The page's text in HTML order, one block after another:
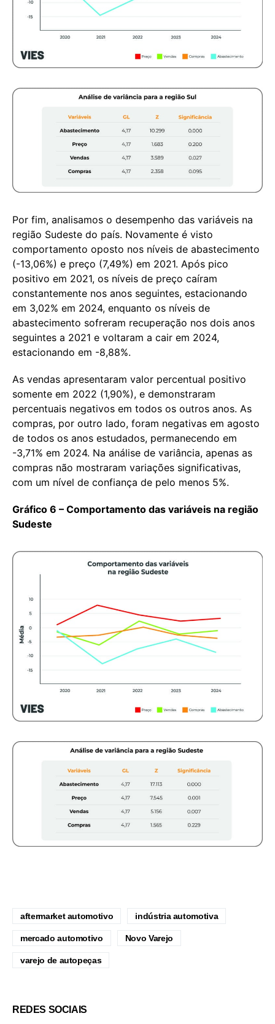
Por fim, analisamos o desempenho das variáveis na
região Sudeste do país. Novamente é visto
comportamento oposto nos níveis de abastecimento
(-13,06%) e preço (7,49%) em 2021. Após pico
positivo em 2021, os níveis de preço caíram
constantemente nos anos seguintes, estacionando
em 3,02% em 2024, enquanto os níveis de
abastecimento sofreram recuperação nos dois anos
seguintes a 2021 e voltaram a cair em 2024,
estacionando em -8,88%.
As vendas apresentaram valor percentual positivo
somente em 2022 (1,90%), e demonstraram
percentuais negativos em todos os outros anos. As
compras, por outro lado, foram negativas em agosto
de todos os anos estudados, permanecendo em
-3,71% em 2024. Na análise de variância, apenas as
compras não mostraram variações significativas,
com um nível de confiança de pelo menos 5%.
Gráfico 6 – Comportamento das variáveis na região
Sudeste
aftermarket automotivo indústria automotiva
mercado automotivo Novo Varejo
varejo de autopeças
REDES SOCIAIS